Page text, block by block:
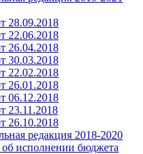
28.09.2018
22.06.2018
26.04.2018
30.03.2018
22.02.2018
26.01.2018
06.12.2018
23.11.2018
26.10.2018
редакция 2018-2020
исполнении бюджета